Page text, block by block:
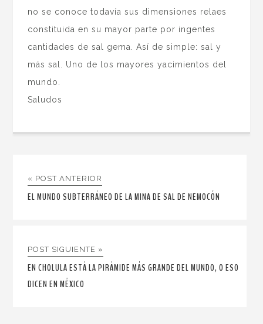
no se conoce todavía sus dimensiones relaes
constituida en su mayor parte por ingentes
cantidades de sal gema. Así de simple: sal y
más sal. Uno de los mayores yacimientos del
mundo.
Saludos
« POST ANTERIOR
EL MUNDO SUBTERRÁNEO DE LA MINA DE SAL DE NEMOCÓN
POST SIGUIENTE »
EN CHOLULA ESTÁ LA PIRÁMIDE MÁS GRANDE DEL MUNDO, O ESO
DICEN EN MÉXICO